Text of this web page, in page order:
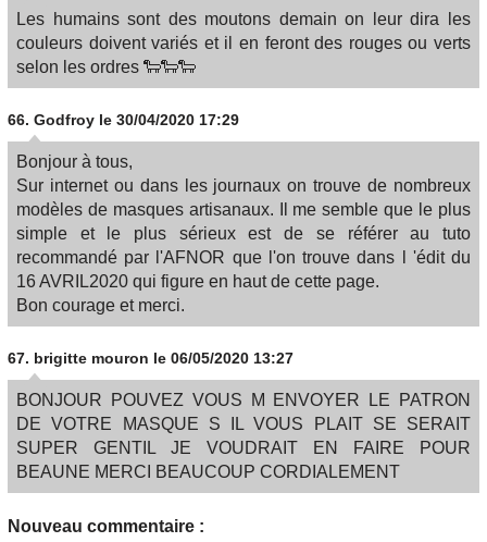
Les humains sont des moutons demain on leur dira les
couleurs doivent variés et il en feront des rouges ou verts
selon les ordres 🐑🐑🐑
66. Godfroy le 30/04/2020 17:29
Bonjour à tous,
Sur internet ou dans les journaux on trouve de nombreux
modèles de masques artisanaux. Il me semble que le plus
simple et le plus sérieux est de se référer au tuto
recommandé par l'AFNOR que l'on trouve dans l 'édit du
16 AVRIL2020 qui figure en haut de cette page.
Bon courage et merci.
67. brigitte mouron le 06/05/2020 13:27
BONJOUR POUVEZ VOUS M ENVOYER LE PATRON
DE VOTRE MASQUE S IL VOUS PLAIT SE SERAIT
SUPER GENTIL JE VOUDRAIT EN FAIRE POUR
BEAUNE MERCI BEAUCOUP CORDIALEMENT
Nouveau commentaire :